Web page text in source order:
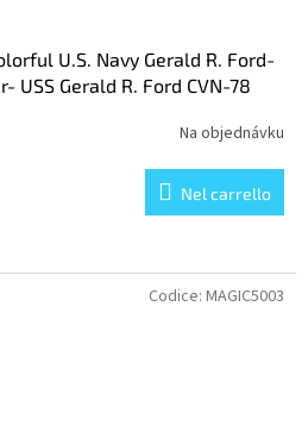
U.S. Navy Gerald R. Ford-
USS Gerald R. Ford CVN-78
Na objednávku
Nel carrello
Codice: MAGIC5003